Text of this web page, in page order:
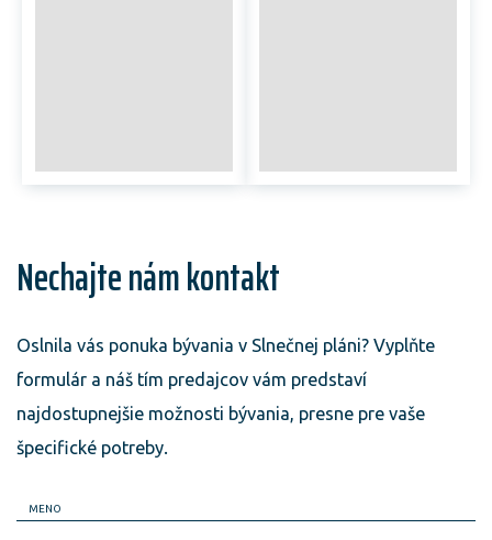
Nechajte nám kontakt
Oslnila vás ponuka bývania v Slnečnej pláni? Vyplňte
formulár a náš tím predajcov vám predstaví
najdostupnejšie možnosti bývania, presne pre vaše
špecifické potreby.
MENO